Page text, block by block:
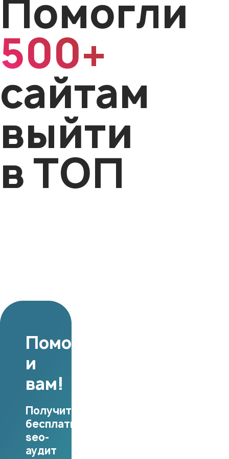
Помогли
500+
сайтам
выйти
в ТОП
Поможем
и
вам!
Получите
бесплатный
seo-
аудит